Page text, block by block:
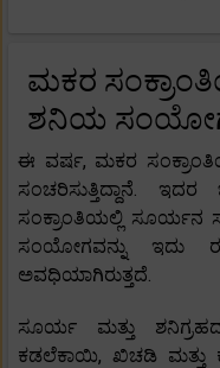
ಮಕರ
ಶನಿಯ
ಈ ವರ್ಷ, ಮಕರ
ಸಂಚರಿಸುತ್ತಿದ್ದಾನೆ.
ಸಂಕ್ರಾಂತಿಯಲ್ಲಿ ಸೂರ್ಯನ
ಸಂಯೋಗವನ್ನು ಇದು
ಅವಧಿಯಾಗಿರುತ್ತದೆ.
ಸೂರ್ಯ ಮತ್ತು ಶನಿಗ್ರಹದ
ಕಡಲೆಕಾಯಿ, ಖಿಚಡಿ ಮತ್ತು